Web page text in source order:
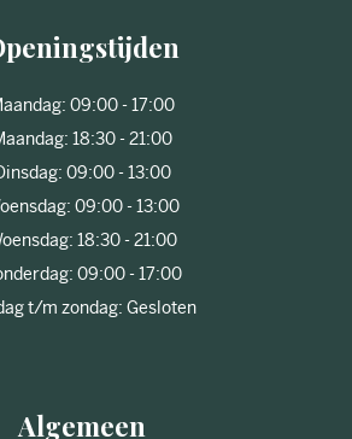
09:00 - 17:00
18:30 - 21:00
09:00 - 13:00
09:00 - 13:00
18:30 - 21:00
09:00 - 17:00
t/m zondag: Gesloten
Algemeen